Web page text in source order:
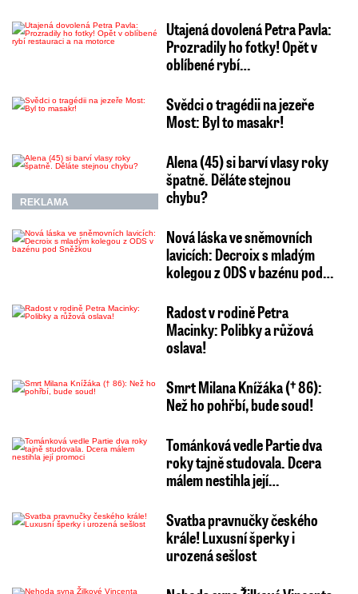
Utajená dovolená Petra Pavla:
Prozradily ho fotky! Opět v
oblíbené rybí…
Svědci o tragédii na jezeře
Most: Byl to masakr!
REKLAMA
Alena (45) si barví vlasy roky
špatně. Děláte stejnou
chybu?
Nová láska ve sněmovních
lavicích: Decroix s mladým
kolegou z ODS v bazénu pod…
Radost v rodině Petra
Macinky: Polibky a růžová
oslava!
Smrt Milana Knížáka († 86):
Než ho pohřbí, bude soud!
Tománková vedle Partie dva
roky tajně studovala. Dcera
málem nestihla její…
Svatba pravnučky českého
krále! Luxusní šperky i
urozená sešlost